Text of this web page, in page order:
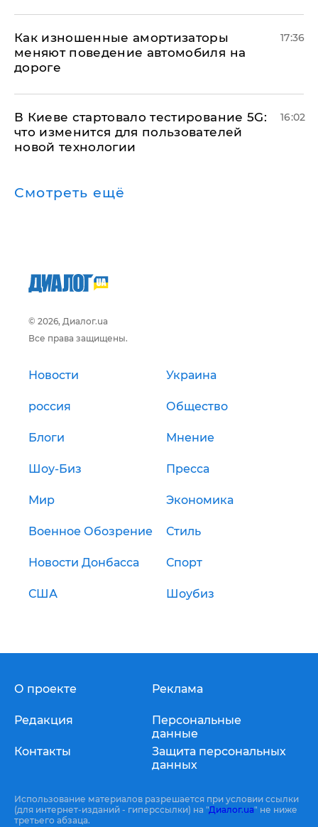
Как изношенные амортизаторы
меняют поведение автомобиля на
дороге
17:36
В Киеве стартовало тестирование 5G:
что изменится для пользователей
новой технологии
16:02
Смотреть ещё
© 2026, Диалог.ua
Все права защищены.
Новости Украина
россия Общество
Блоги Мнение
Шоу-Биз Пресса
Мир Экономика
Военное Обозрение Стиль
Новости Донбасса Спорт
США Шоубиз
О проекте
Редакция
Контакты
Реклама
Персональные
данные
Защита персональных
данных
Использование материалов разрешается при условии ссылки
(для интернет-изданий - гиперссылки) на "Диалог.ua" не ниже
третьего абзаца.